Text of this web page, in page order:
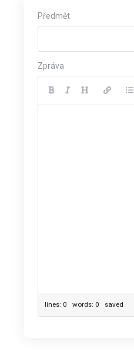
Předmět
Zpráva
lines: 0 words: 0 saved